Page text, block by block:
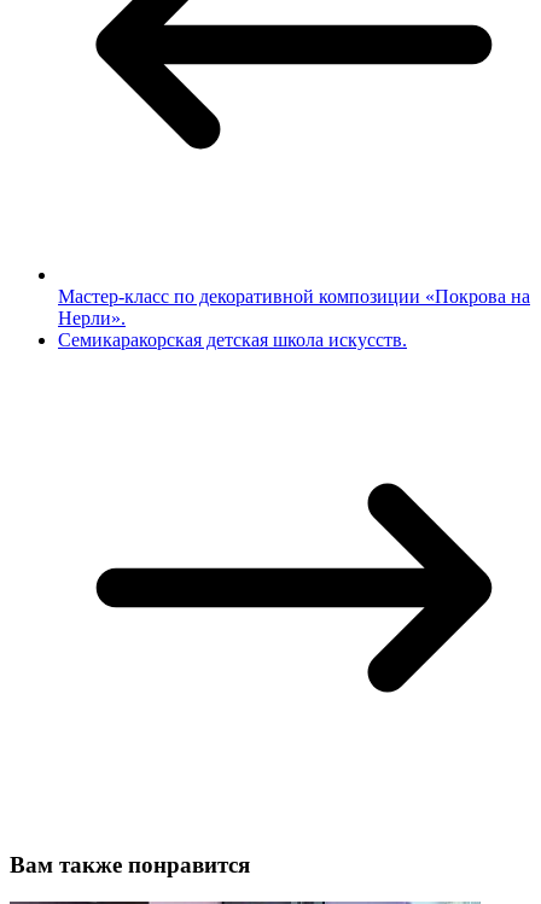
Мастер-класс по декоративной композиции «Покрова на
Нерли».
Семикаракорская детская школа искусств.
Вам также понравится